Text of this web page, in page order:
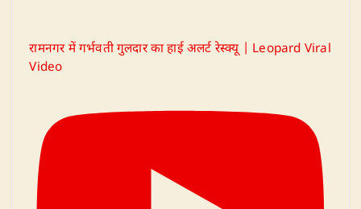
रामनगर में गर्भवती गुलदार का हाई अलर्ट रेस्क्यू | Leopard Viral
Video